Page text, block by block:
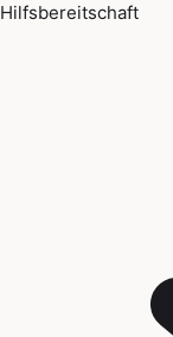
Hilfsbereitschaft